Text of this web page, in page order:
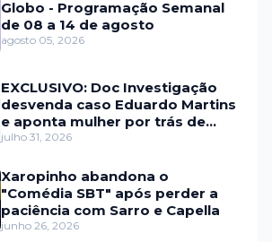
Globo - Programação Semanal
de 08 a 14 de agosto
agosto 05, 2026
EXCLUSIVO: Doc Investigação
desvenda caso Eduardo Martins
e aponta mulher por trás de
fraude internacional
julho 31, 2026
Xaropinho abandona o
"Comédia SBT" após perder a
paciência com Sarro e Capella
junho 26, 2026